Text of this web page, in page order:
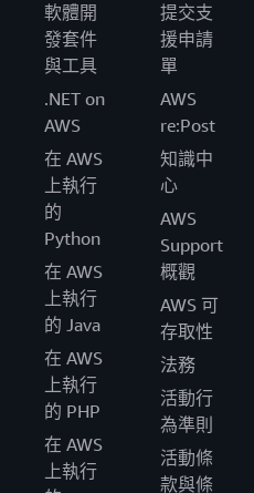
軟體開
發套件
與工具
.NET on
AWS
在 AWS
上執行
的
Python
在 AWS
上執行
的 Java
在 AWS
上執行
的 PHP
在 AWS
上執行
提交支
援申請
單
AWS
re:Post
知識中
心
AWS
Support
概觀
AWS 可
存取性
法務
活動行
為準則
活動條
款與條